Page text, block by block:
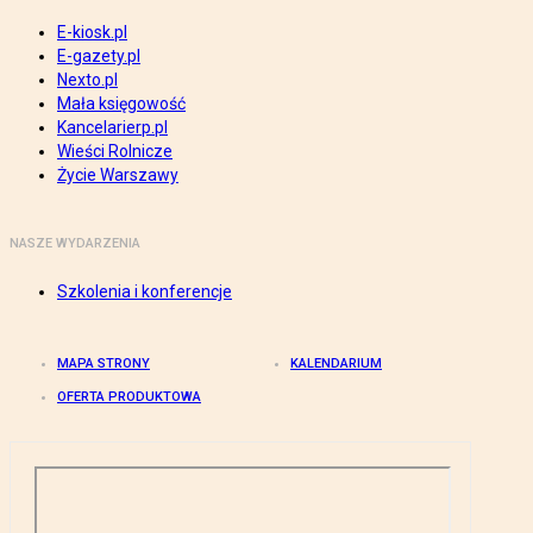
E-kiosk.pl
E-gazety.pl
Nexto.pl
Mała księgowość
Kancelarierp.pl
Wieści Rolnicze
Życie Warszawy
NASZE WYDARZENIA
Szkolenia i konferencje
MAPA STRONY KALENDARIUM
OFERTA PRODUKTOWA